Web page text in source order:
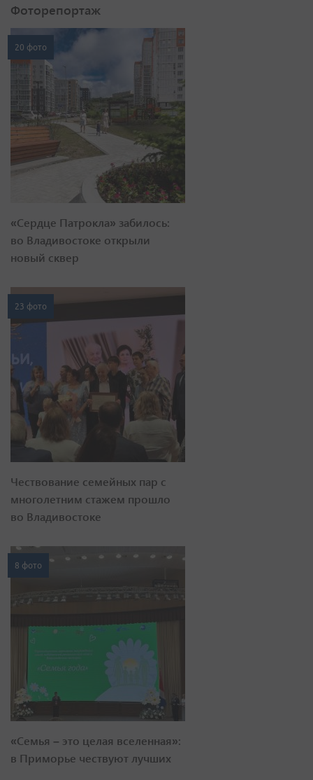
Фоторепортаж
20 фото
«Сердце Патрокла» забилось:
во Владивостоке открыли
новый сквер
23 фото
Чествование семейных пар с
многолетним стажем прошло
во Владивостоке
8 фото
«Семья – это целая вселенная»:
в Приморье чествуют лучших